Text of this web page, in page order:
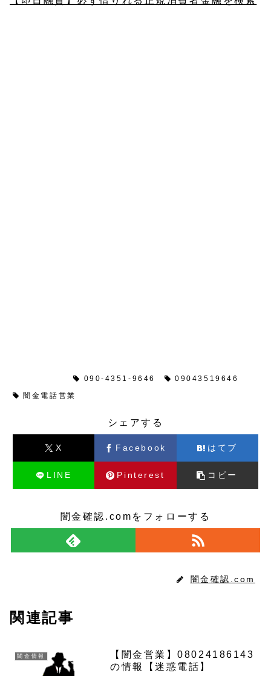
090-4351-9646
09043519646
闇金電話営業
シェアする
X Facebook はてブ
LINE Pinterest コピー
闇金確認.comをフォローする
闇金確認.com
関連記事
闇金情報
【闇金営業】08024186143
の情報【迷惑電話】